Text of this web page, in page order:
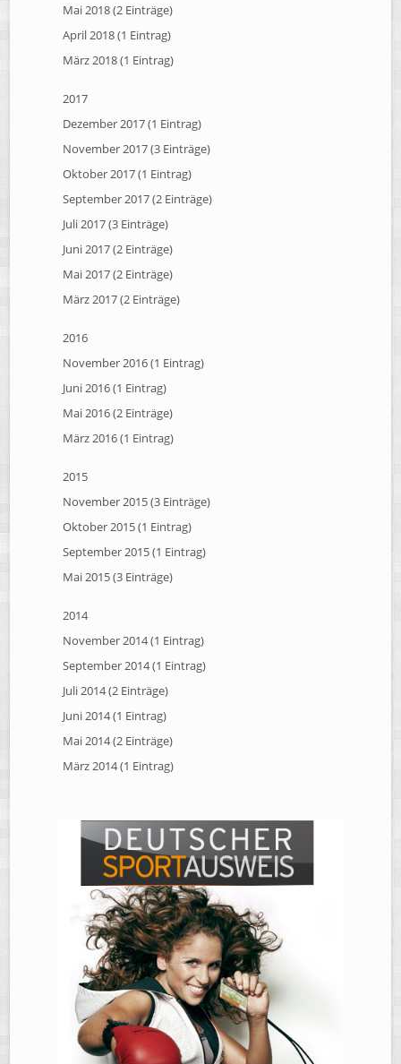
Mai 2018 (2 Einträge)
April 2018 (1 Eintrag)
März 2018 (1 Eintrag)
2017
Dezember 2017 (1 Eintrag)
November 2017 (3 Einträge)
Oktober 2017 (1 Eintrag)
September 2017 (2 Einträge)
Juli 2017 (3 Einträge)
Juni 2017 (2 Einträge)
Mai 2017 (2 Einträge)
März 2017 (2 Einträge)
2016
November 2016 (1 Eintrag)
Juni 2016 (1 Eintrag)
Mai 2016 (2 Einträge)
März 2016 (1 Eintrag)
2015
November 2015 (3 Einträge)
Oktober 2015 (1 Eintrag)
September 2015 (1 Eintrag)
Mai 2015 (3 Einträge)
2014
November 2014 (1 Eintrag)
September 2014 (1 Eintrag)
Juli 2014 (2 Einträge)
Juni 2014 (1 Eintrag)
Mai 2014 (2 Einträge)
März 2014 (1 Eintrag)